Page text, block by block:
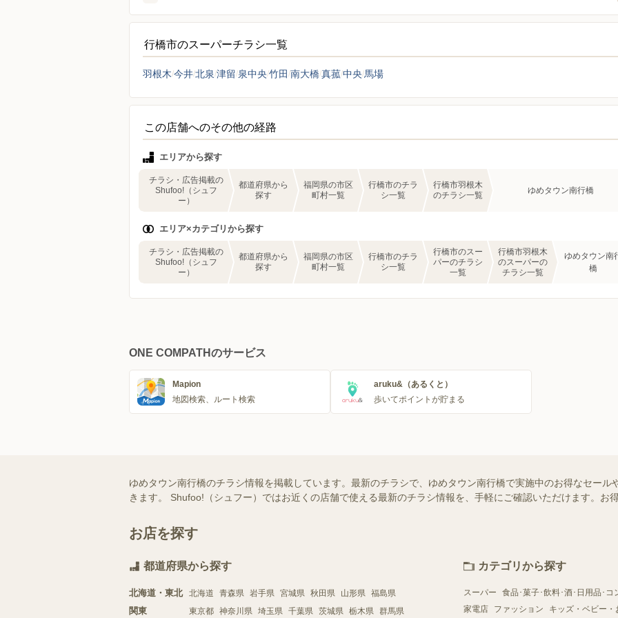
行橋市のスーパーチラシ一覧
羽根木 今井北泉 津留 泉中央 竹田 南大橋真菰中央 馬場
この店舗へのその他の経路
エリアから探す
チラシ・広告掲載の
Shufoo!（シュフ
ー）
都道府県から
探す
福岡県の市区
町村一覧
行橋市のチラ
シ一覧
行橋市羽根木
のチラシ一覧
ゆめタウン南行橋
エリア×カテゴリから探す
チラシ・広告掲載の
Shufoo!（シュフ
ー）
都道府県から
探す
福岡県の市区
町村一覧
行橋市のチラ
シ一覧
行橋市のスー
パーのチラシ
一覧
行橋市羽根木
のスーパーの
チラシ一覧
ゆめタウン南
橋
ONE COMPATHのサービス
Mapion
地図検索、ルート検索
aruku&（あるくと）
歩いてポイントが貯まる
ゆめタウン南行橋のチラシ情報を掲載しています。最新のチラシで、ゆめタウン南行橋で実施中のお得なセー
きます。 Shufoo!（シュフー）ではお近くの店舗で使える最新のチラシ情報を、手軽にご確認いただけます。お
お店を探す
都道府県から探す
北海道・東北 北海道 青森県 岩手県 宮城県 秋田県 山形県 福島県
関東 東京都 神奈川県 埼玉県 千葉県 茨城県 栃木県 群馬県
カテゴリから探す
スーパー
食品･菓子･飲料･酒･日用品･コ
家電店
ファッション キッズ・ベビー・